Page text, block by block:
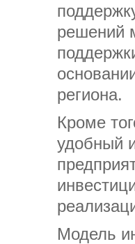
решений
региона.
Кроме
удобный
Модель